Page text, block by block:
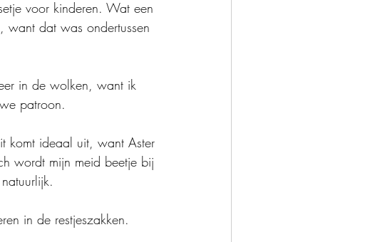
voor kinderen. Wat een
want dat was ondertussen
in de wolken, want ik
patroon.
komt ideaal uit, want Aster
wordt mijn meid beetje bij
in de restjeszakken.